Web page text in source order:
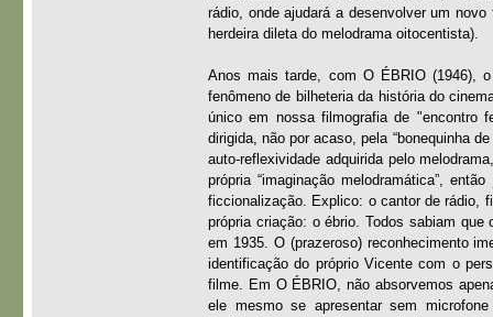
rádio, onde ajudará a desenvolver um
herdeira dileta do melodrama oitocentista).
Anos mais tarde, com O ÉBRIO (1946),
fenômeno de bilheteria da história do
único em nossa filmografia de "encontro
dirigida, não por acaso, pela “bonequinha
auto-reflexividade adquirida pelo
própria “imaginação melodramática”,
ficcionalização. Explico: o cantor de rádio,
própria criação: o ébrio. Todos sabiam
em 1935. O (prazeroso) reconhecimento
identificação do próprio Vicente com o
filme. Em O ÉBRIO, não absorvemos
ele mesmo se apresentar sem